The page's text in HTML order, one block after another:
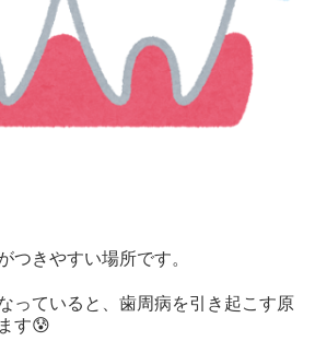
つきやすい場所です。
っていると、歯周病を引き起こす原
す😰